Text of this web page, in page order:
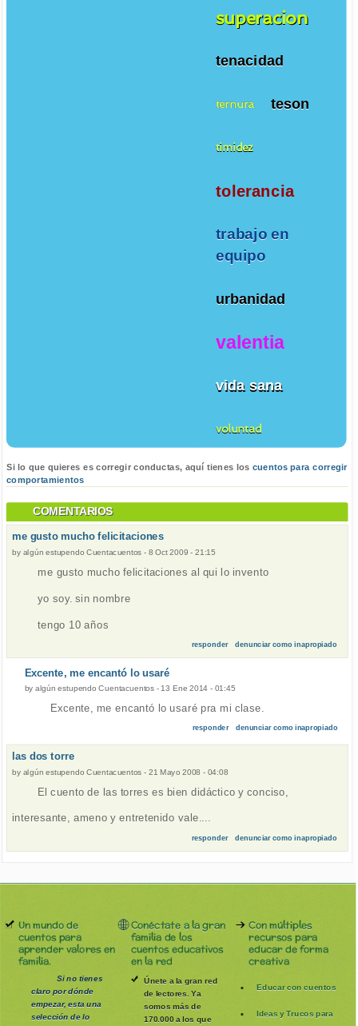
superacion
tenacidad
ternura teson
timidez
tolerancia
trabajo en
equipo
urbanidad
valentia
vida sana
voluntad
Si lo que quieres es corregir conductas, aquí tienes los cuentos para corregir
comportamientos
COMENTARIOS
me gusto mucho felicitaciones
by algún estupendo Cuentacuentos - 8 Oct 2009 - 21:15
me gusto mucho felicitaciones al qui lo invento
yo soy. sin nombre
tengo 10 años
responder denunciar como inapropiado
Excente, me encantó lo usaré
byalgún estupendo Cuentacuentos -13 Ene 2014 - 01:45
Excente, me encantó lo usaré pra mi clase.
responder denunciar como inapropiado
las dos torre
by algún estupendo Cuentacuentos - 21 Mayo 2008 - 04:08
El cuento de las torres es bien didáctico y conciso,
interesante, ameno y entretenido vale....
responder denunciar como inapropiado
Un mundo de
cuentos para
aprender valores en
familia.
Si no tienes
claro por dónde
empezar, esta una
selección de lo
Conéctate a la gran
familia de los
cuentos educativos
en la red
Únete a la gran red
de lectores. Ya
somos más de
170.000 a los que
Con múltiples
recursos para
educar de forma
creativa
Educar con cuentos
Ideas y Trucos para